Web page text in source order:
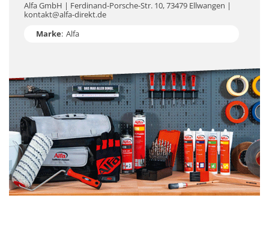
Alfa GmbH | Ferdinand-Porsche-Str. 10, 73479 Ellwangen |
kontakt@alfa-direkt.de
Marke: Alfa